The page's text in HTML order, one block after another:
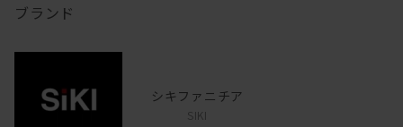
ブランド
シキファニチア
SIKI